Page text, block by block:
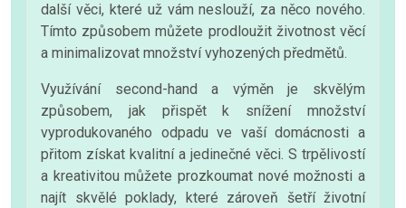
další věci, které už vám neslouží, za něco nového.
Tímto způsobem můžete prodloužit životnost věcí
a minimalizovat množství vyhozených předmětů.
Využívání second-hand a výměn je skvělým
způsobem, jak přispět k snížení množství
vyprodukovaného odpadu ve vaší domácnosti a
přitom získat kvalitní a jedinečné věci. S trpělivostí
a kreativitou můžete prozkoumat nové možnosti a
najít skvělé poklady, které zároveň šetří životní